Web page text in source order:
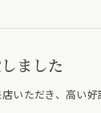
ました
いただき、高い